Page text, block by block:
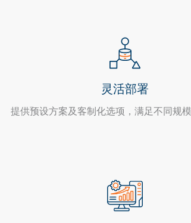
灵活部署
提供预设方案及客制化选项，满足不同规